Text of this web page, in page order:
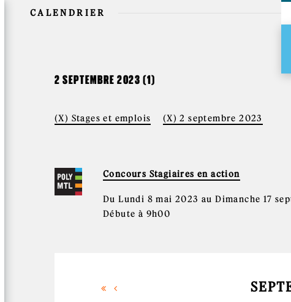
CALENDRIER
2 SEPTEMBRE 2023 (1)
(X) Stages et emplois (X) 2 septembre 2023
Concours Stagiaires en action
Du Lundi 8 mai 2023 au Dimanche 17
Débute à 9h00